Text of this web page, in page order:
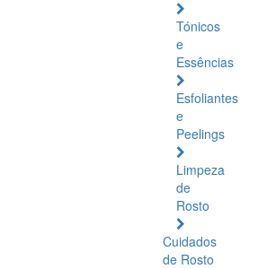
Tónicos
e
Essências
Esfoliantes
e
Peelings
Limpeza
de
Rosto
Cuidados
de Rosto